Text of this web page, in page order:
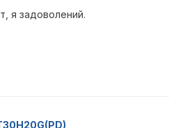
я задоволений.